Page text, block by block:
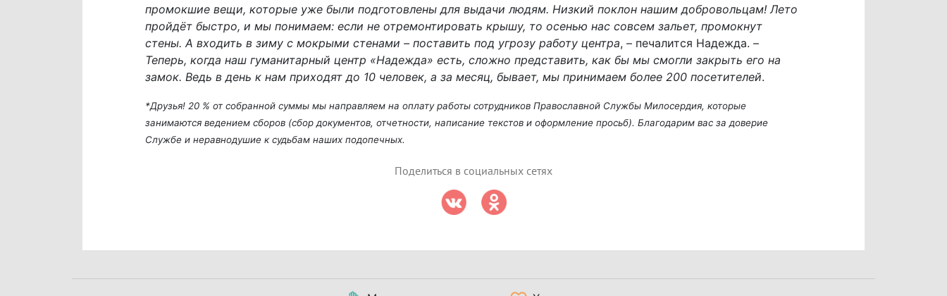
промокшие вещи, которые уже были подготовлены для выдачи людям. Низкий поклон нашим добровольцам! Лето
пройдёт быстро, и мы понимаем: если не отремонтировать крышу, то осенью нас совсем зальет, промокнут
стены. А входить в зиму с мокрыми стенами – поставить под угрозу работу центра, – печалится Надежда. –
Теперь, когда наш гуманитарный центр «Надежда» есть, сложно представить, как бы мы смогли закрыть его на
замок. Ведь в день к нам приходят до 10 человек, а за месяц, бывает, мы принимаем более 200 посетителей.
*Друзья! 20 % от собранной суммы мы направляем на оплату работы сотрудников Православной Службы Милосердия, которые
занимаются ведением сборов (сбор документов, отчетности, написание текстов и оформление просьб). Благодарим вас за доверие
Службе и неравнодушие к судьбам наших подопечных.
Поделиться в социальных сетях